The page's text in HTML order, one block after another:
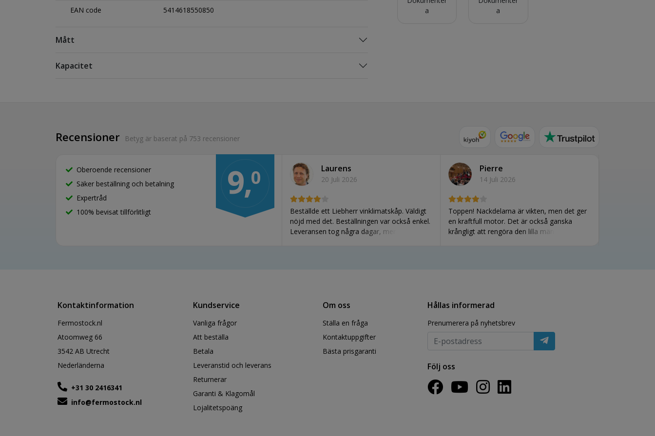
EAN code
5414618550850
Mått
Kapacitet
a
a
Recensioner Betyg är baserat på 753 recensioner
Oberoende recensioner
Säker beställning och betalning
Expertråd
100% bevisat tillförlitligt
9,0 Laurens
20 Juli 2026
Beställde ett Liebherr vinklimatskåp. Väldigt
nöjd med det. Beställningen var också enkel.
Leveransen tog några dagar, men det gör
Pierre
14 Juli 2026
Toppen! Nackdelarna är vikten, men det ger
en kraftfull motor. Det är också ganska
krångligt att rengöra den lilla mängd vodka
Kontaktinformation
Fermostock.nl
Atoomweg 66
3542 AB Utrecht
Nederländerna
+31 30 2416341
info@fermostock.nl
Kundservice
Vanliga frågor
Att beställa
Betala
Leveranstid och leverans
Returnerar
Garanti & Klagomål
Lojalitetspoäng
Om oss
Ställa en fråga
Kontaktuppgifter
Bästa prisgaranti
Hållas informerad
Prenumerera på nyhetsbrev
Följ oss